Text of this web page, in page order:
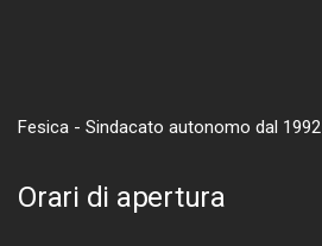
Fesica - Sindacato autonomo dal 1992
Orari di apertura